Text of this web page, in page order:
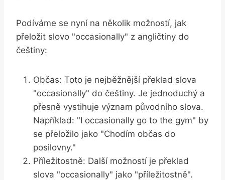
Podíváme se nyní na několik možností, jak
přeložit slovo "occasionally" z angličtiny do
češtiny:
Občas: Toto je nejběžnější překlad slova
"occasionally" do češtiny. Je jednoduchý a
přesně vystihuje význam původního slova.
Například: "I occasionally go to the gym" by
se přeložilo jako "Chodím občas do
posilovny."
Příležitostně: Další možností je překlad
slova "occasionally" jako "příležitostně".